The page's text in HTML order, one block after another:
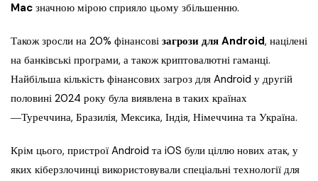
Mac значною мірою сприяло цьому збільшенню.
Також зросли на 20% фінансові загрози для Android, націлені
на банківські програми, а також криптовалютні гаманці.
Найбільша кількість фінансових загроз для Android у другій
половині 2024 року була виявлена в таких країнах
―Туреччина, Бразилія, Мексика, Індія, Німеччина та Україна.
Крім цього, пристрої Android та iOS були ціллю нових атак, у
яких кіберзлочинці використовували спеціальні технології для